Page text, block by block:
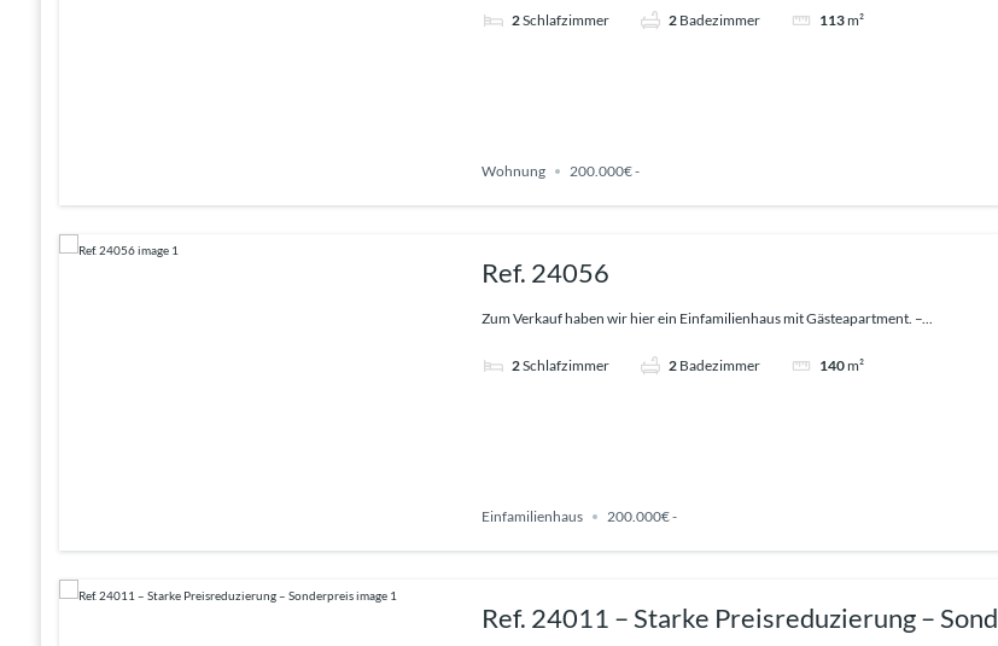
2Schlafzimmer 2 Badezimmer 113m²
Wohnung 200.000€ -
Ref. 24056
Zum Verkauf haben wir hier ein Einfamilienhaus mit Gästeapartment. –...
2Schlafzimmer 2 Badezimmer 140m²
Einfamilienhaus 200.000€ -
Ref. 24011 – Starke Preisreduzierung –